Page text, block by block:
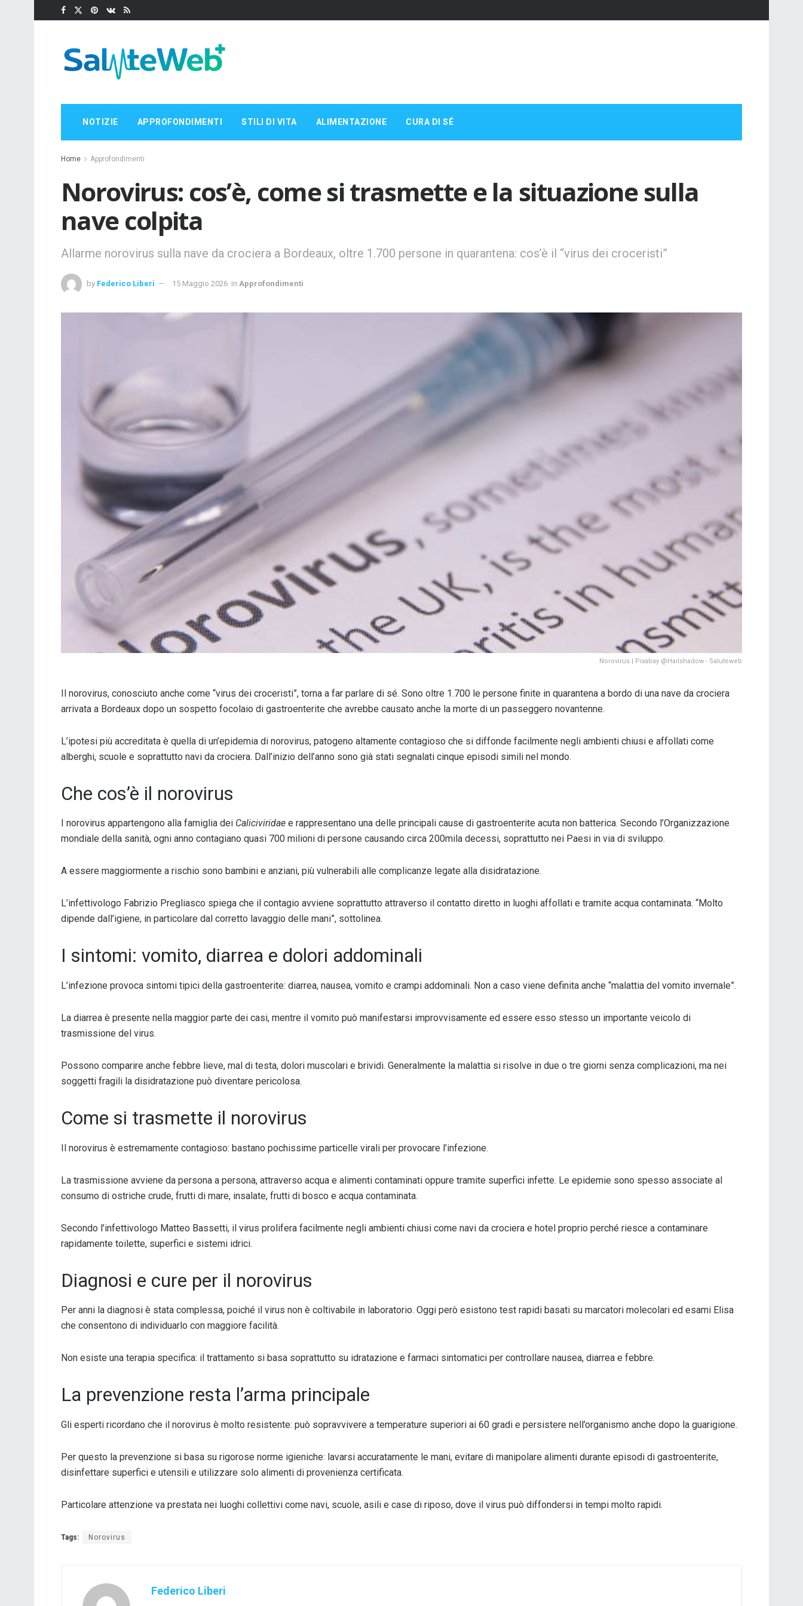
NOTIZIE APPROFONDIMENTI STILI DI VITA ALIMENTAZIONE CURA DI SÉ
Home Approfondimenti
Norovirus: cos’è, come si trasmette e la situazione sulla
nave colpita
Allarme norovirus sulla nave da crociera a Bordeaux, oltre 1.700 persone in quarantena: cos’è il “virus dei croceristi”
by Federico Liberi 15 Maggio 2026 in Approfondimenti
Norovirus | Pixabay @Hailshadow - Saluteweb
Il norovirus, conosciuto anche come “virus dei croceristi”, torna a far parlare di sé. Sono oltre 1.700 le persone finite in quarantena a bordo di una nave da crociera
arrivata a Bordeaux dopo un sospetto focolaio di gastroenterite che avrebbe causato anche la morte di un passeggero novantenne.
L’ipotesi più accreditata è quella di un’epidemia di norovirus, patogeno altamente contagioso che si diffonde facilmente negli ambienti chiusi e affollati come
alberghi, scuole e soprattutto navi da crociera. Dall’inizio dell’anno sono già stati segnalati cinque episodi simili nel mondo.
Che cos’è il norovirus
I norovirus appartengono alla famiglia dei Caliciviridae e rappresentano una delle principali cause di gastroenterite acuta non batterica. Secondo l’Organizzazione
mondiale della sanità, ogni anno contagiano quasi 700 milioni di persone causando circa 200mila decessi, soprattutto nei Paesi in via di sviluppo.
A essere maggiormente a rischio sono bambini e anziani, più vulnerabili alle complicanze legate alla disidratazione.
L’infettivologo Fabrizio Pregliasco spiega che il contagio avviene soprattutto attraverso il contatto diretto in luoghi affollati e tramite acqua contaminata. “Molto
dipende dall’igiene, in particolare dal corretto lavaggio delle mani”, sottolinea.
I sintomi: vomito, diarrea e dolori addominali
L’infezione provoca sintomi tipici della gastroenterite: diarrea, nausea, vomito e crampi addominali. Non a caso viene definita anche “malattia del vomito invernale”.
La diarrea è presente nella maggior parte dei casi, mentre il vomito può manifestarsi improvvisamente ed essere esso stesso un importante veicolo di
trasmissione del virus.
Possono comparire anche febbre lieve, mal di testa, dolori muscolari e brividi. Generalmente la malattia si risolve in due o tre giorni senza complicazioni, ma nei
soggetti fragili la disidratazione può diventare pericolosa.
Come si trasmette il norovirus
Il norovirus è estremamente contagioso: bastano pochissime particelle virali per provocare l’infezione.
La trasmissione avviene da persona a persona, attraverso acqua e alimenti contaminati oppure tramite superfici infette. Le epidemie sono spesso associate al
consumo di ostriche crude, frutti di mare, insalate, frutti di bosco e acqua contaminata.
Secondo l’infettivologo Matteo Bassetti, il virus prolifera facilmente negli ambienti chiusi come navi da crociera e hotel proprio perché riesce a contaminare
rapidamente toilette, superfici e sistemi idrici.
Diagnosi e cure per il norovirus
Per anni la diagnosi è stata complessa, poiché il virus non è coltivabile in laboratorio. Oggi però esistono test rapidi basati su marcatori molecolari ed esami Elisa
che consentono di individuarlo con maggiore facilità.
Non esiste una terapia specifica: il trattamento si basa soprattutto su idratazione e farmaci sintomatici per controllare nausea, diarrea e febbre.
La prevenzione resta l’arma principale
Gli esperti ricordano che il norovirus è molto resistente: può sopravvivere a temperature superiori ai 60 gradi e persistere nell’organismo anche dopo la guarigione.
Per questo la prevenzione si basa su rigorose norme igieniche: lavarsi accuratamente le mani, evitare di manipolare alimenti durante episodi di gastroenterite,
disinfettare superfici e utensili e utilizzare solo alimenti di provenienza certificata.
Particolare attenzione va prestata nei luoghi collettivi come navi, scuole, asili e case di riposo, dove il virus può diffondersi in tempi molto rapidi.
Tags: Norovirus
Federico Liberi